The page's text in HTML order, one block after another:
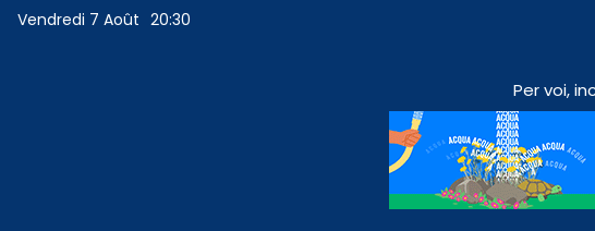
Vendredi 7 Août 20:30
Per voi,